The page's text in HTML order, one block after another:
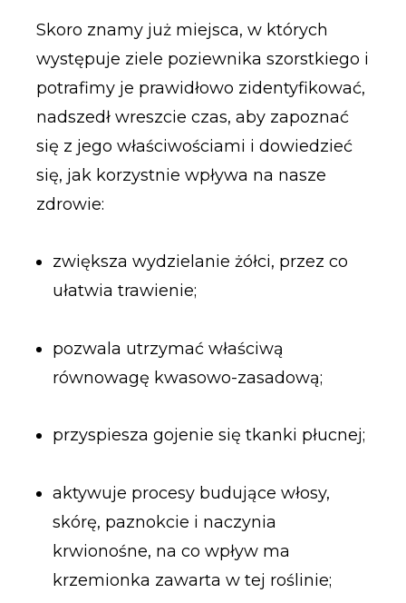
Skoro znamy już miejsca, w których
występuje ziele poziewnika szorstkiego i
potrafimy je prawidłowo zidentyfikować,
nadszedł wreszcie czas, aby zapoznać
się z jego właściwościami i dowiedzieć
się, jak korzystnie wpływa na nasze
zdrowie:
zwiększa wydzielanie żółci, przez co
ułatwia trawienie;
pozwala utrzymać właściwą
równowagę kwasowo-zasadową;
przyspiesza gojenie się tkanki płucnej;
aktywuje procesy budujące włosy,
skórę, paznokcie i naczynia
krwionośne, na co wpływ ma
krzemionka zawarta w tej roślinie;